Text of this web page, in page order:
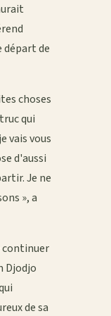
de
choses
qui
vais vous
d'aussi
Je ne
», a
continuer
Djodjo
de sa